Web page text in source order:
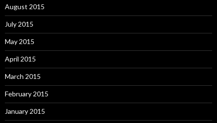
August 2015
July 2015
May 2015
April 2015
March 2015
February 2015
January 2015